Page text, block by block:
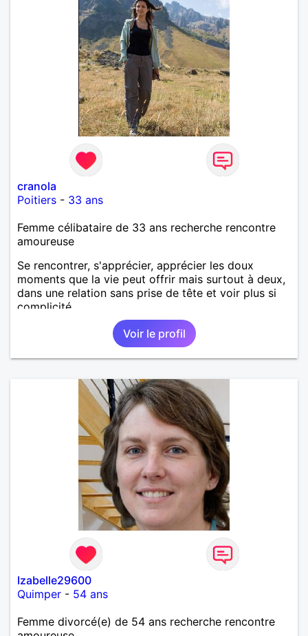
cranola
Poitiers - 33 ans
Femme célibataire de 33 ans recherche rencontre
amoureuse
Se rencontrer, s'apprécier, apprécier les doux
moments que la vie peut offrir mais surtout à deux,
dans une relation sans prise de tête et voir plus si
complicité.
Voir le profil
Izabelle29600
Quimper - 54 ans
Femme divorcé(e) de 54 ans recherche rencontre